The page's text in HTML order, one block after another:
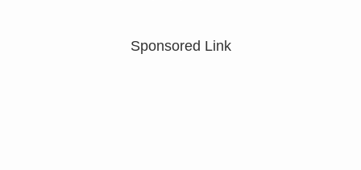
Sponsored Link